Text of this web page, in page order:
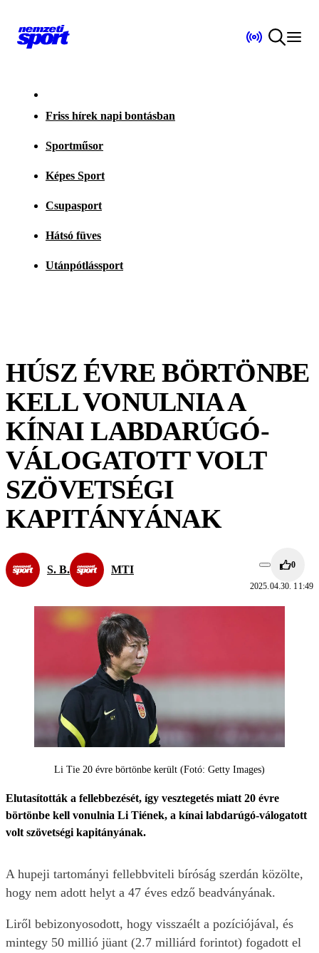
Friss hírek napi bontásban
Sportműsor
Képes Sport
Csupasport
Hátsó füves
Utánpótlássport
HÚSZ ÉVRE BÖRTÖNBE
KELL VONULNIA A
KÍNAI LABDARÚGÓ-
VÁLOGATOTT VOLT
SZÖVETSÉGI
KAPITÁNYÁNAK
S. B. MTI 0
2025.04.30. 11:49
Li Tie 20 évre börtönbe került (Fotó: Getty Images)
Elutasították a fellebbezését, így vesztegetés miatt 20 évre
börtönbe kell vonulnia Li Tiének, a kínai labdarúgó-válogatott
volt szövetségi kapitányának.
A hupeji tartományi fellebbviteli bíróság szerdán közölte,
hogy nem adott helyt a 47 éves edző beadványának.
Liről bebizonyosodott, hogy visszaélt a pozíciójával, és
mintegy 50 millió jüant (2.7 milliárd forintot) fogadott el